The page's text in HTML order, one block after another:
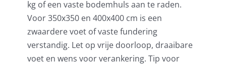
kg of een vaste bodemhuls aan te raden.
Voor 350x350 en 400x400 cm is een
zwaardere voet of vaste fundering
verstandig. Let op vrije doorloop, draaibare
voet en wens voor verankering. Tip voor